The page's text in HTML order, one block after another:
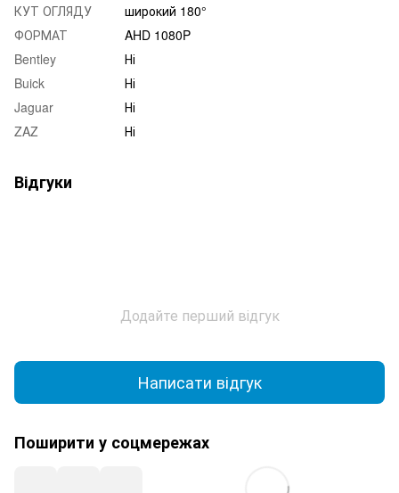
КУТ ОГЛЯДУ
широкий 180°
ФОРМАТ
AHD 1080P
Bentley
Ні
Buick
Ні
Jaguar
Ні
ZAZ
Ні
Відгуки
Додайте перший відгук
Написати відгук
Поширити у соцмережах